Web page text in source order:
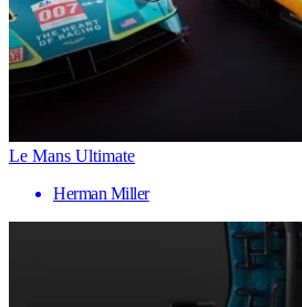
Le Mans Ultimate
Herman Miller